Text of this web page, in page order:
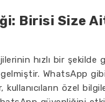
Birisi Size
hızlı bir
WhatsApp
kullanıcıların özel